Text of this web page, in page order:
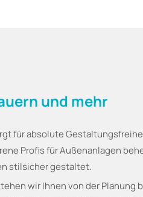
und mehr
für absolute
Profis für Außenanlagen
stilsicher gestaltet.
wir Ihnen von der Planung